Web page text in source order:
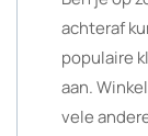
achteraf
populaire
aan.
vele